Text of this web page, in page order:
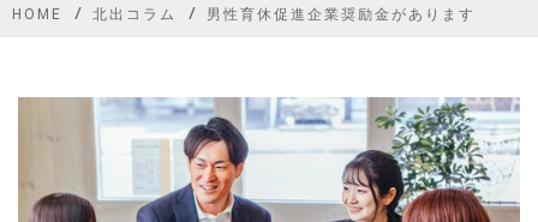
HOME 北出コラム 男性育休促進企業奨励金があります